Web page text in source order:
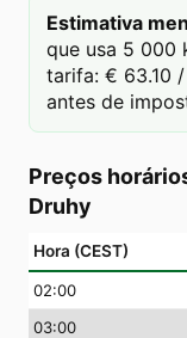
Estimativa
que usa 5 000
tarifa: € 63.10
antes de
Preços
Druhy
Hora (CEST)
02:00
03:00